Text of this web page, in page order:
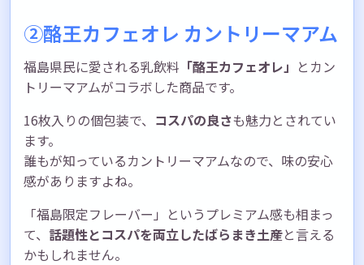
②酪王カフェオレ カントリーマアム
福島県民に愛される乳飲料 「酪王カフェオレ」 とカン
トリーマアムがコラボした商品です。
16枚入りの個包装で、 コスパの良さも魅力とされてい
ます。
誰もが知っているカントリーマアムなので、味の安心
感がありますよね。
「福島限定フレーバー」というプレミアム感も相まっ
て、 話題性とコスパを両立したばらまき土産と言える
かもしれません。